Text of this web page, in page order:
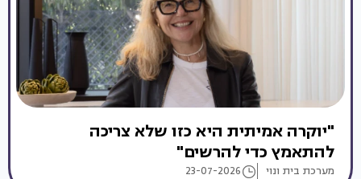
"יוקרה אמיתית היא כזו שלא צריכה
להתאמץ כדי להרשים"
מערכת בית ונוי 23-07-2026